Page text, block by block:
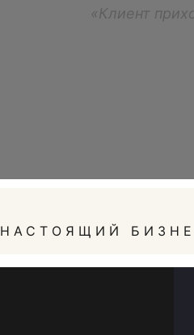
«Клиент
НАСТОЯЩИЙ